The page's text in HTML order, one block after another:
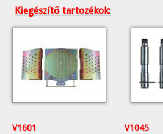
Kiegészítő tartozékok:
V1601 V1045